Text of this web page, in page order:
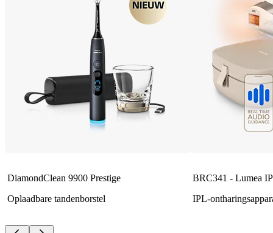
DiamondClean 9900 Prestige
Oplaadbare tandenborstel
BRC341 - Lumea
IPL-